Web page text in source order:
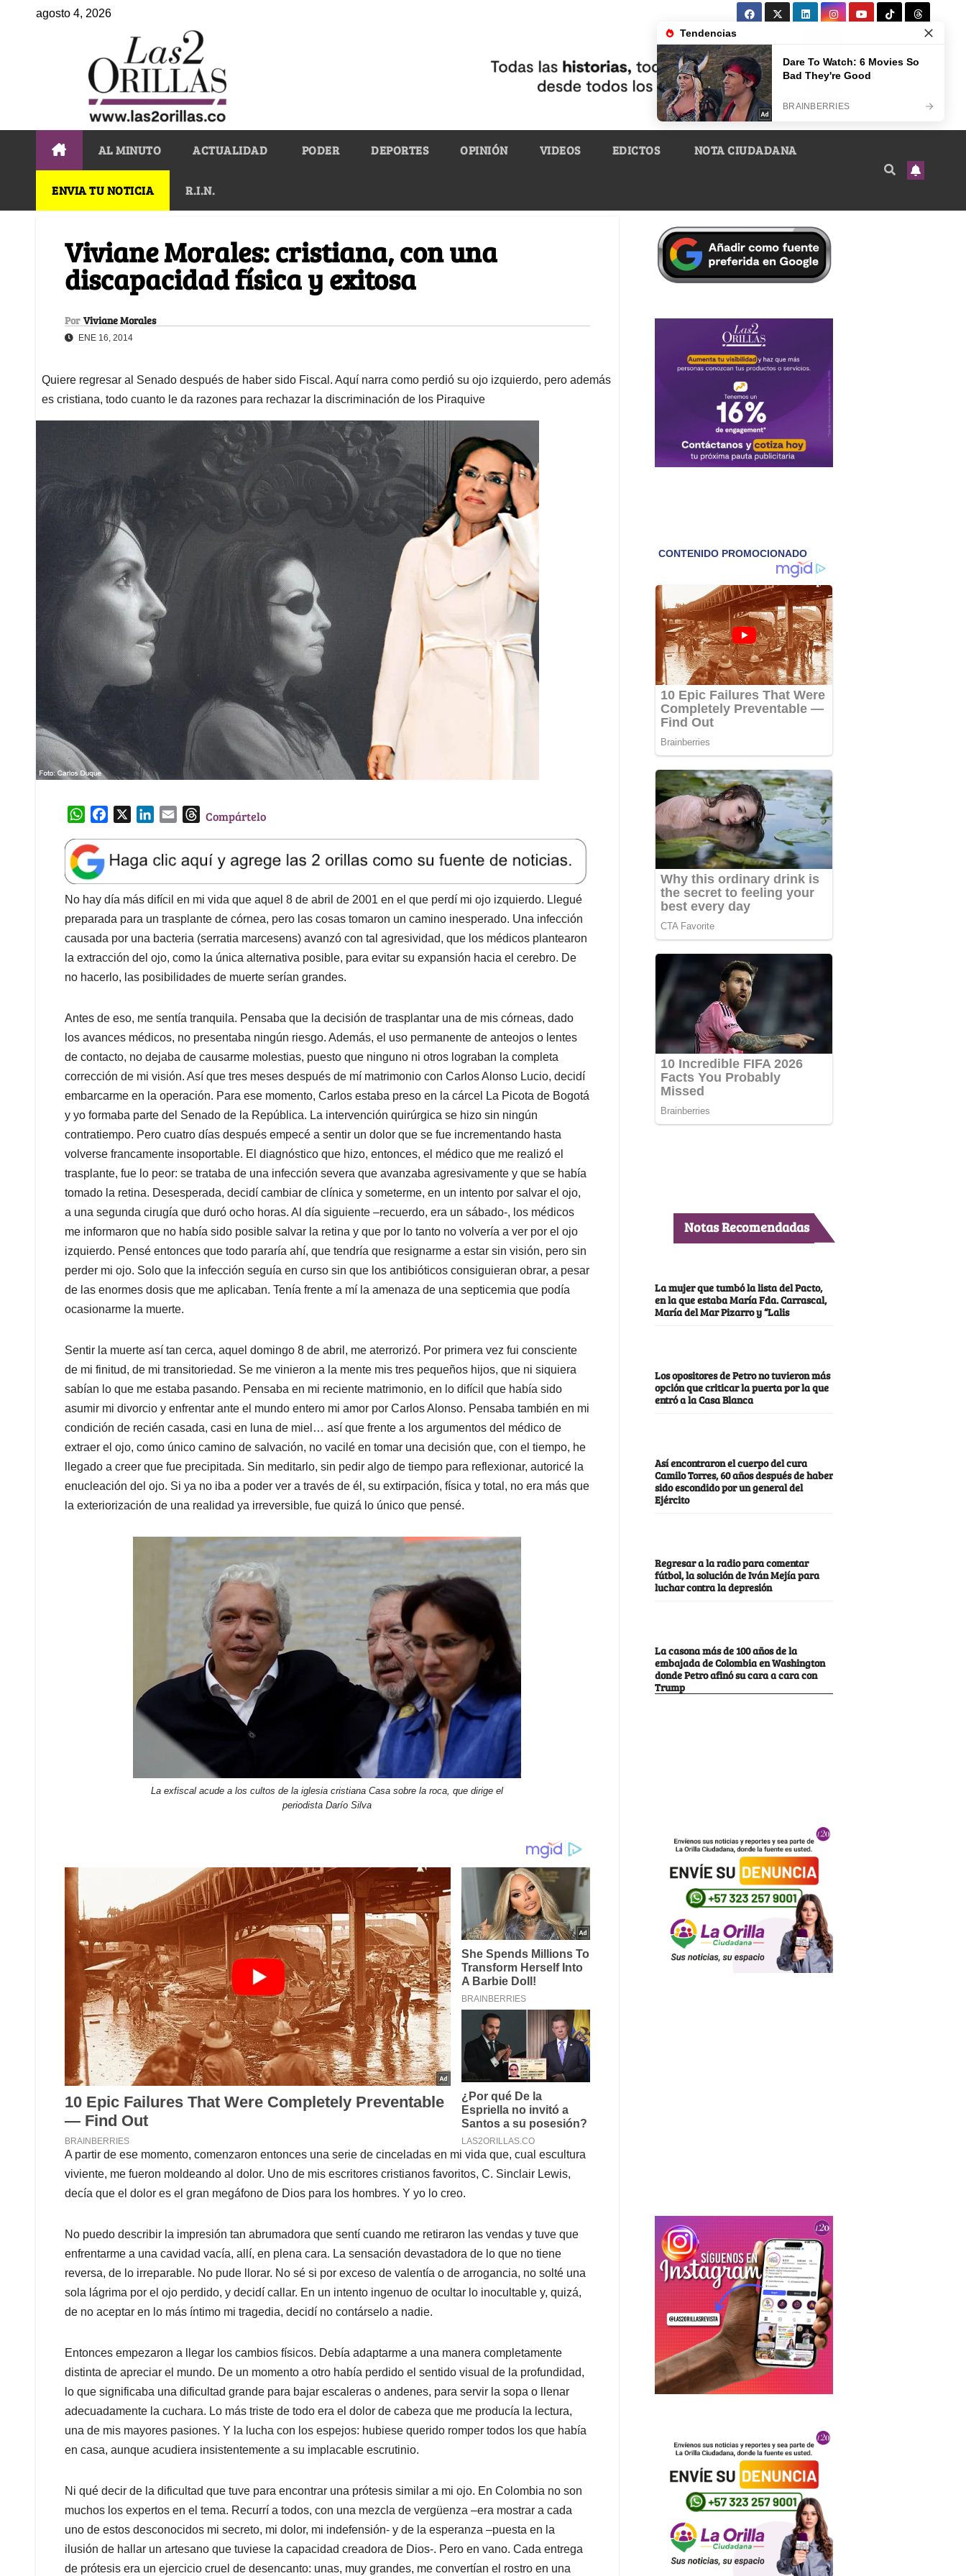
agosto 4, 2026
AL MINUTO ACTUALIDAD PODER DEPORTES OPINIÓN VIDEOS EDICTOS NOTA CIUDADANA
ENVIA TU NOTICIA R.I.N.
Viviane Morales: cristiana, con una
discapacidad física y exitosa
Por Viviane Morales
ENE 16, 2014
Quiere regresar al Senado después de haber sido Fiscal. Aquí narra como perdió su ojo izquierdo, pero además
es cristiana, todo cuanto le da razones para rechazar la discriminación de los Piraquive
W
a
t
s
A
p
p
e
b
o
o
k
k
e
d
I
n
l
T
e
a
d
s
Compártelo
No hay día más difícil en mi vida que aquel 8 de abril de 2001 en el que perdí mi ojo izquierdo. Llegué
preparada para un trasplante de córnea, pero las cosas tomaron un camino inesperado. Una infección
causada por una bacteria (serratia marcesens) avanzó con tal agresividad, que los médicos plantearon
la extracción del ojo, como la única alternativa posible, para evitar su expansión hacia el cerebro. De
no hacerlo, las posibilidades de muerte serían grandes.
Antes de eso, me sentía tranquila. Pensaba que la decisión de trasplantar una de mis córneas, dado
los avances médicos, no presentaba ningún riesgo. Además, el uso permanente de anteojos o lentes
de contacto, no dejaba de causarme molestias, puesto que ninguno ni otros lograban la completa
corrección de mi visión. Así que tres meses después de mí matrimonio con Carlos Alonso Lucio, decidí
embarcarme en la operación. Para ese momento, Carlos estaba preso en la cárcel La Picota de Bogotá
y yo formaba parte del Senado de la República. La intervención quirúrgica se hizo sin ningún
contratiempo. Pero cuatro días después empecé a sentir un dolor que se fue incrementando hasta
volverse francamente insoportable. El diagnóstico que hizo, entonces, el médico que me realizó el
trasplante, fue lo peor: se trataba de una infección severa que avanzaba agresivamente y que se había
tomado la retina. Desesperada, decidí cambiar de clínica y someterme, en un intento por salvar el ojo,
a una segunda cirugía que duró ocho horas. Al día siguiente –recuerdo, era un sábado-, los médicos
me informaron que no había sido posible salvar la retina y que por lo tanto no volvería a ver por el ojo
izquierdo. Pensé entonces que todo pararía ahí, que tendría que resignarme a estar sin visión, pero sin
perder mi ojo. Solo que la infección seguía en curso sin que los antibióticos consiguieran obrar, a pesar
de las enormes dosis que me aplicaban. Tenía frente a mí la amenaza de una septicemia que podía
ocasionarme la muerte.
Sentir la muerte así tan cerca, aquel domingo 8 de abril, me aterrorizó. Por primera vez fui consciente
de mi finitud, de mi transitoriedad. Se me vinieron a la mente mis tres pequeños hijos, que ni siquiera
sabían lo que me estaba pasando. Pensaba en mi reciente matrimonio, en lo difícil que había sido
asumir mi divorcio y enfrentar ante el mundo entero mi amor por Carlos Alonso. Pensaba también en mi
condición de recién casada, casi en luna de miel… así que frente a los argumentos del médico de
extraer el ojo, como único camino de salvación, no vacilé en tomar una decisión que, con el tiempo, he
llegado a creer que fue precipitada. Sin meditarlo, sin pedir algo de tiempo para reflexionar, autoricé la
enucleación del ojo. Si ya no iba a poder ver a través de él, su extirpación, física y total, no era más que
la exteriorización de una realidad ya irreversible, fue quizá lo único que pensé.
La exfiscal acude a los cultos de la iglesia cristiana Casa sobre la roca, que dirige el
periodista Darío Silva
A partir de ese momento, comenzaron entonces una serie de cinceladas en mi vida que, cual escultura
viviente, me fueron moldeando al dolor. Uno de mis escritores cristianos favoritos, C. Sinclair Lewis,
decía que el dolor es el gran megáfono de Dios para los hombres. Y yo lo creo.
No puedo describir la impresión tan abrumadora que sentí cuando me retiraron las vendas y tuve que
enfrentarme a una cavidad vacía, allí, en plena cara. La sensación devastadora de lo que no tiene
reversa, de lo irreparable. No pude llorar. No sé si por exceso de valentía o de arrogancia, no solté una
sola lágrima por el ojo perdido, y decidí callar. En un intento ingenuo de ocultar lo inocultable y, quizá,
de no aceptar en lo más íntimo mi tragedia, decidí no contárselo a nadie.
Entonces empezaron a llegar los cambios físicos. Debía adaptarme a una manera completamente
distinta de apreciar el mundo. De un momento a otro había perdido el sentido visual de la profundidad,
lo que significaba una dificultad grande para bajar escaleras o andenes, para servir la sopa o llenar
adecuadamente la cuchara. Lo más triste de todo era el dolor de cabeza que me producía la lectura,
una de mis mayores pasiones. Y la lucha con los espejos: hubiese querido romper todos los que había
en casa, aunque acudiera insistentemente a su implacable escrutinio.
Ni qué decir de la dificultad que tuve para encontrar una prótesis similar a mi ojo. En Colombia no son
muchos los expertos en el tema. Recurrí a todos, con una mezcla de vergüenza –era mostrar a cada
uno de estos desconocidos mi secreto, mi dolor, mi indefensión- y de la esperanza –puesta en la
ilusión de hallar un artesano que tuviese la capacidad creadora de Dios-. Pero en vano. Cada entrega
de prótesis era un ejercicio cruel de desencanto: unas, muy grandes, me convertían el rostro en una
Notas Recomendadas
La mujer que tumbó la lista del Pacto,
en la que estaba María Fda. Carrascal,
María del Mar Pizarro y “Lalis
Los opositores de Petro no tuvieron más
opción que criticar la puerta por la que
entró a la Casa Blanca
Así encontraron el cuerpo del cura
Camilo Torres, 60 años después de haber
sido escondido por un general del
Ejército
Regresar a la radio para comentar
fútbol, la solución de Iván Mejía para
luchar contra la depresión
La casona más de 100 años de la
embajada de Colombia en Washington
donde Petro afinó su cara a cara con
Trump